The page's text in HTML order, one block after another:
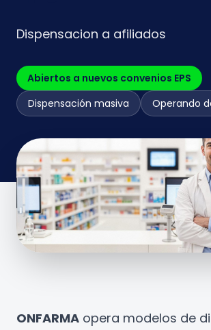
Dispensacion a afiliados
Abiertos a nuevos convenios EPS
Dispensación masiva
Operando
ONFARMA opera modelos de